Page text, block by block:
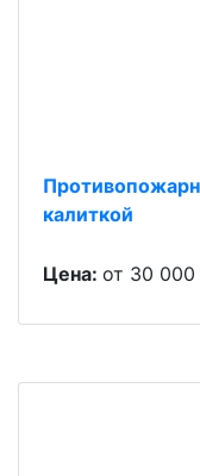
калиткой
Цена: от 30 000